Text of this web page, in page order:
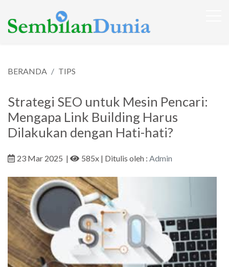
BERANDA TIPS
Strategi SEO untuk Mesin Pencari:
Mengapa Link Building Harus
Dilakukan dengan Hati-hati?
23 Mar 2025 | 585x | Ditulis oleh : Admin